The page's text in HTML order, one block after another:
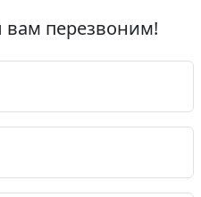
перезвоним!